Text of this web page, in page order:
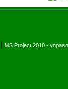
MS Project 2010 -